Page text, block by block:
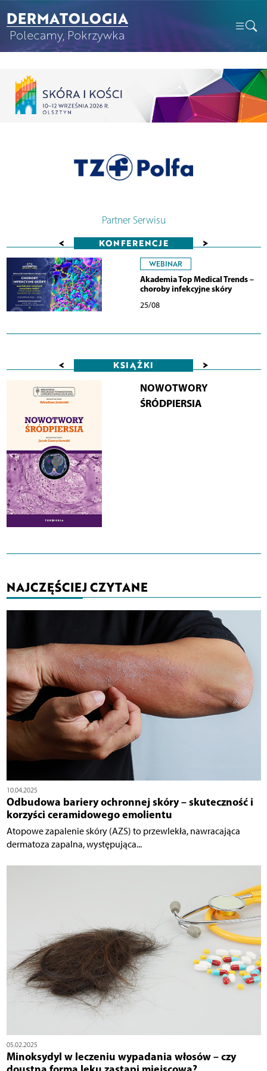
DERMATOLOGIA
Polecamy, Pokrzywka
Partner Serwisu
< KONFERENCJE >
WEBINAR
Akademia Top Medical Trends –
choroby infekcyjne skóry
25/08
< KSIĄŻKI >
NOWOTWORY
ŚRÓDPIERSIA
NAJCZĘŚCIEJ CZYTANE
10.04.2025
Odbudowa bariery ochronnej skóry – skuteczność i
korzyści ceramidowego emolientu
Atopowe zapalenie skóry (AZS) to przewlekła, nawracająca
dermatoza zapalna, występująca...
05.02.2025
Minoksydyl w leczeniu wypadania włosów – czy